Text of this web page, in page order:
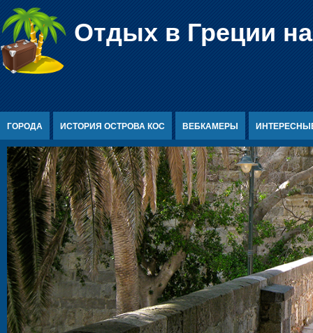
Перейти к содержимомуОтдых в Греции
ГОРОДА ИСТОРИЯ ОСТРОВА КОС ВЕБКАМЕРЫ